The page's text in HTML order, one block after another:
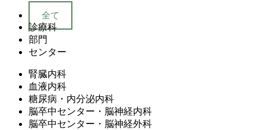
全て
診療科
部門
センター
腎臓内科
血液内科
糖尿病・内分泌内科
脳卒中センター・脳神経内科
脳卒中センター・脳神経外科